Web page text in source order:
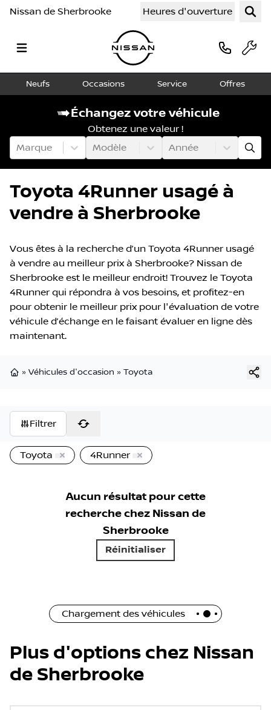
Nissan de Sherbrooke Heures d'ouverture
Neufs Occasions Service Offres
Échangez votre véhicule
Obtenez une valeur !
Marque
Modèle Année
Toyota 4Runner usagé à
vendre à Sherbrooke
Vous êtes à la recherche d’un Toyota 4Runner usagé
à vendre au meilleur prix à Sherbrooke? Nissan de
Sherbrooke est le meilleur endroit! Trouvez le Toyota
4Runner qui répondra à vos besoins, et profitez-en
pour obtenir le meilleur prix pour l'évaluation de votre
véhicule d’échange en le faisant évaluer en ligne dès
maintenant.
» Véhicules d'occasion » Toyota
Filtrer
Toyota 4Runner
Aucun résultat pour cette
recherche chez Nissan de
Sherbrooke
Réinitialiser
Chargement des véhicules
Plus d'options chez Nissan
de Sherbrooke